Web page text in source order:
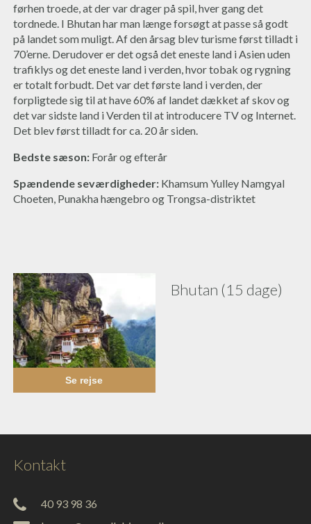
førhen troede, at der var drager på spil, hver gang det
tordnede. I Bhutan har man længe forsøgt at passe så godt
på landet som muligt. Af den årsag blev turisme først tilladt i
70’erne. Derudover er det også det eneste land i Asien uden
trafiklys og det eneste land i verden, hvor tobak og rygning
er totalt forbudt. Det var det første land i verden, der
forpligtede sig til at have 60% af landet dækket af skov og
det var sidste land i Verden til at introducere TV og Internet.
Det blev først tilladt for ca. 20 år siden.
Bedste sæson: Forår og efterår
Spændende seværdigheder: Khamsum Yulley Namgyal
Choeten, Punakha hængebro og Trongsa-distriktet
Se rejse
Bhutan (15 dage)
Kontakt
40 93 98 36